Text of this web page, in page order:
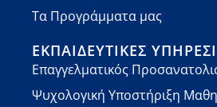
Τα Προγράμματα μας
ΕΚΠΑΙΔΕΥΤΙΚΈΣ
Επαγγελματικός
Ψυχολογική Υποστήριξη